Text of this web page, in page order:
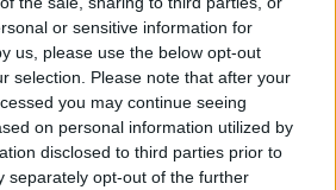
or sensitive information for
us, please use the below opt-out
selection. Please note that after your
you may continue seeing
on personal information utilized by
disclosed to third parties prior to
separately opt-out of the further